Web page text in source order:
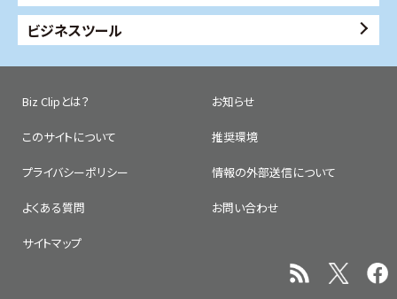
ビジネスツール
Biz Clipとは？ お知らせ
このサイトについて 推奨環境
プライバシーポリシー 情報の外部送信について
よくある質問 お問い合わせ
サイトマップ